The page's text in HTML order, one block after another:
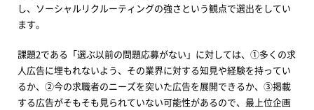
し、ソーシャルリクルーティングの強さという観点で選出をしてい
ます。
課題2である「選ぶ以前の問題応募がない」に対しては、①多くの求
人広告に埋もれないよう、その業界に対する知見や経験を持ってい
るか、②今の求職者のニーズを突いた広告を展開できるか、③掲載
する広告がそもそも見られていない可能性があるので、最上位企画